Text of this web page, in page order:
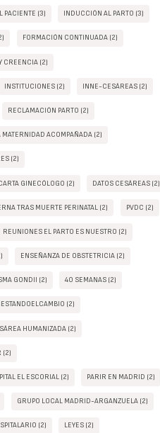
PACIENTE (3) INDUCCIÓN AL PARTO (3)
FORMACIÓN CONTINUADA (2)
CREENCIA (2)
INSTITUCIONES (2) INNE-CESÁREAS (2)
RECLAMACIÓN PARTO (2)
MATERNIDAD ACOMPAÑADA (2)
(2)
GINECÓLOGO (2) DATOS CESÁREAS (2)
TRAS MUERTE PERINATAL (2) PVDC (2)
REUNIONES EL PARTO ES NUESTRO (2)
ENSEÑANZA DE OBSTETRICIA (2)
GONDII (2) 40 SEMANAS (2)
(2)
HUMANIZADA (2)
(2)
EL ESCORIAL (2) PARIR EN MADRID (2)
GRUPO LOCAL MADRID-ARGANZUELA (2)
(2) LEYES (2)